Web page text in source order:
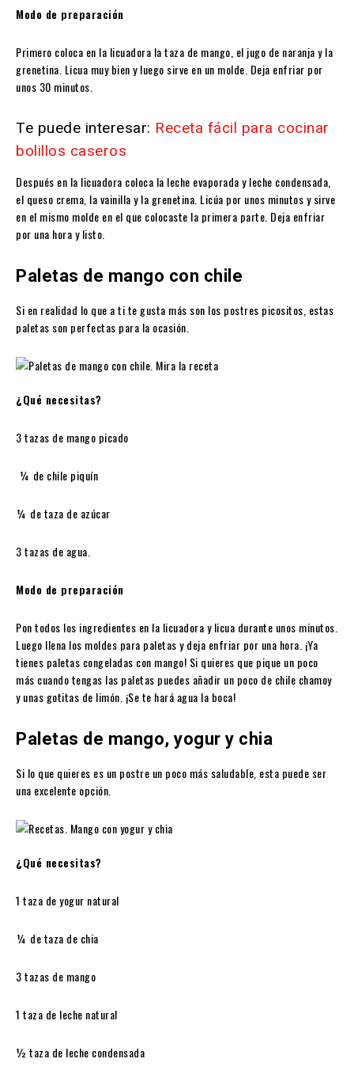
Modo de preparación
Primero coloca en la licuadora la taza de mango, el jugo de naranja y la
grenetina. Licua muy bien y luego sirve en un molde. Deja enfriar por
unos 30 minutos.
Te puede interesar: Receta fácil para cocinar
bolillos caseros
Después en la licuadora coloca la leche evaporada y leche condensada,
el queso crema, la vainilla y la grenetina. Licúa por unos minutos y sirve
en el mismo molde en el que colocaste la primera parte. Deja enfriar
por una hora y listo.
Paletas de mango con chile
Si en realidad lo que a ti te gusta más son los postres picositos, estas
paletas son perfectas para la ocasión.
¿Qué necesitas?
3 tazas de mango picado
¼ de chile piquín
¼ de taza de azúcar
3 tazas de agua.
Modo de preparación
Pon todos los ingredientes en la licuadora y licua durante unos minutos.
Luego llena los moldes para paletas y deja enfriar por una hora. ¡Ya
tienes paletas congeladas con mango! Si quieres que pique un poco
más cuando tengas las paletas puedes añadir un poco de chile chamoy
y unas gotitas de limón. ¡Se te hará agua la boca!
Paletas de mango, yogur y chia
Si lo que quieres es un postre un poco más saludable, esta puede ser
una excelente opción.
¿Qué necesitas?
1 taza de yogur natural
¼ de taza de chia
3 tazas de mango
1 taza de leche natural
½ taza de leche condensada